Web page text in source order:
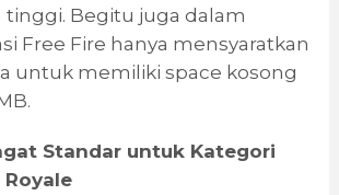
tinggi. Begitu juga dalam
Free Fire hanya mensyaratkan
untuk memiliki space kosong
Standar untuk Kategori